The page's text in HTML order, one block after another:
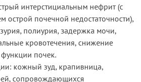
интерстициальным нефрит (с
острой почечной недостаточности),
полиурия, задержка мочи,
кровотечения, снижение
почек.
кожный зуд, крапивница,
сопровождающихся